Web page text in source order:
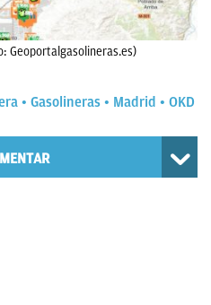
Geoportalgasolineras.es)
Gasolineras Madrid OKD